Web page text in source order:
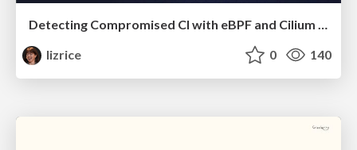
Detecting Compromised CI with eBPF and Cilium Tetragon
lizrice
0 140